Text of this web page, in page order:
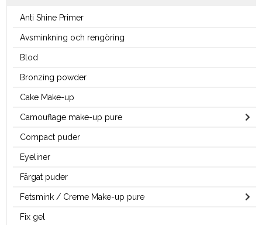
Anti Shine Primer
Avsminkning och rengöring
Blod
Bronzing powder
Cake Make-up
Camouflage make-up pure
Compact puder
Eyeliner
Färgat puder
Fetsmink / Creme Make-up pure
Fix gel